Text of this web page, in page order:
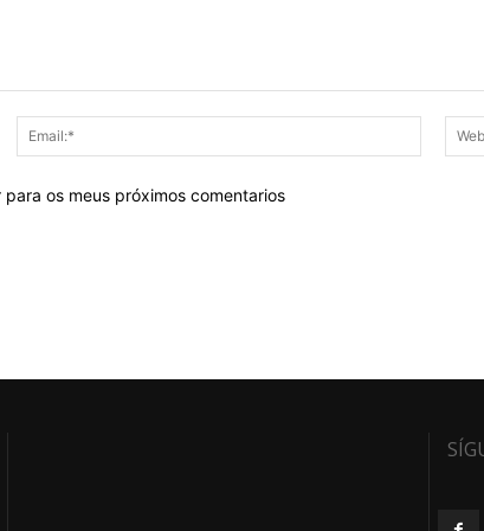
Nome:*
Email:*
os meus próximos comentarios